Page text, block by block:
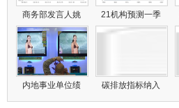
商务部发言人姚 21机构预测一季
内地事业单位绩 碳排放指标纳入